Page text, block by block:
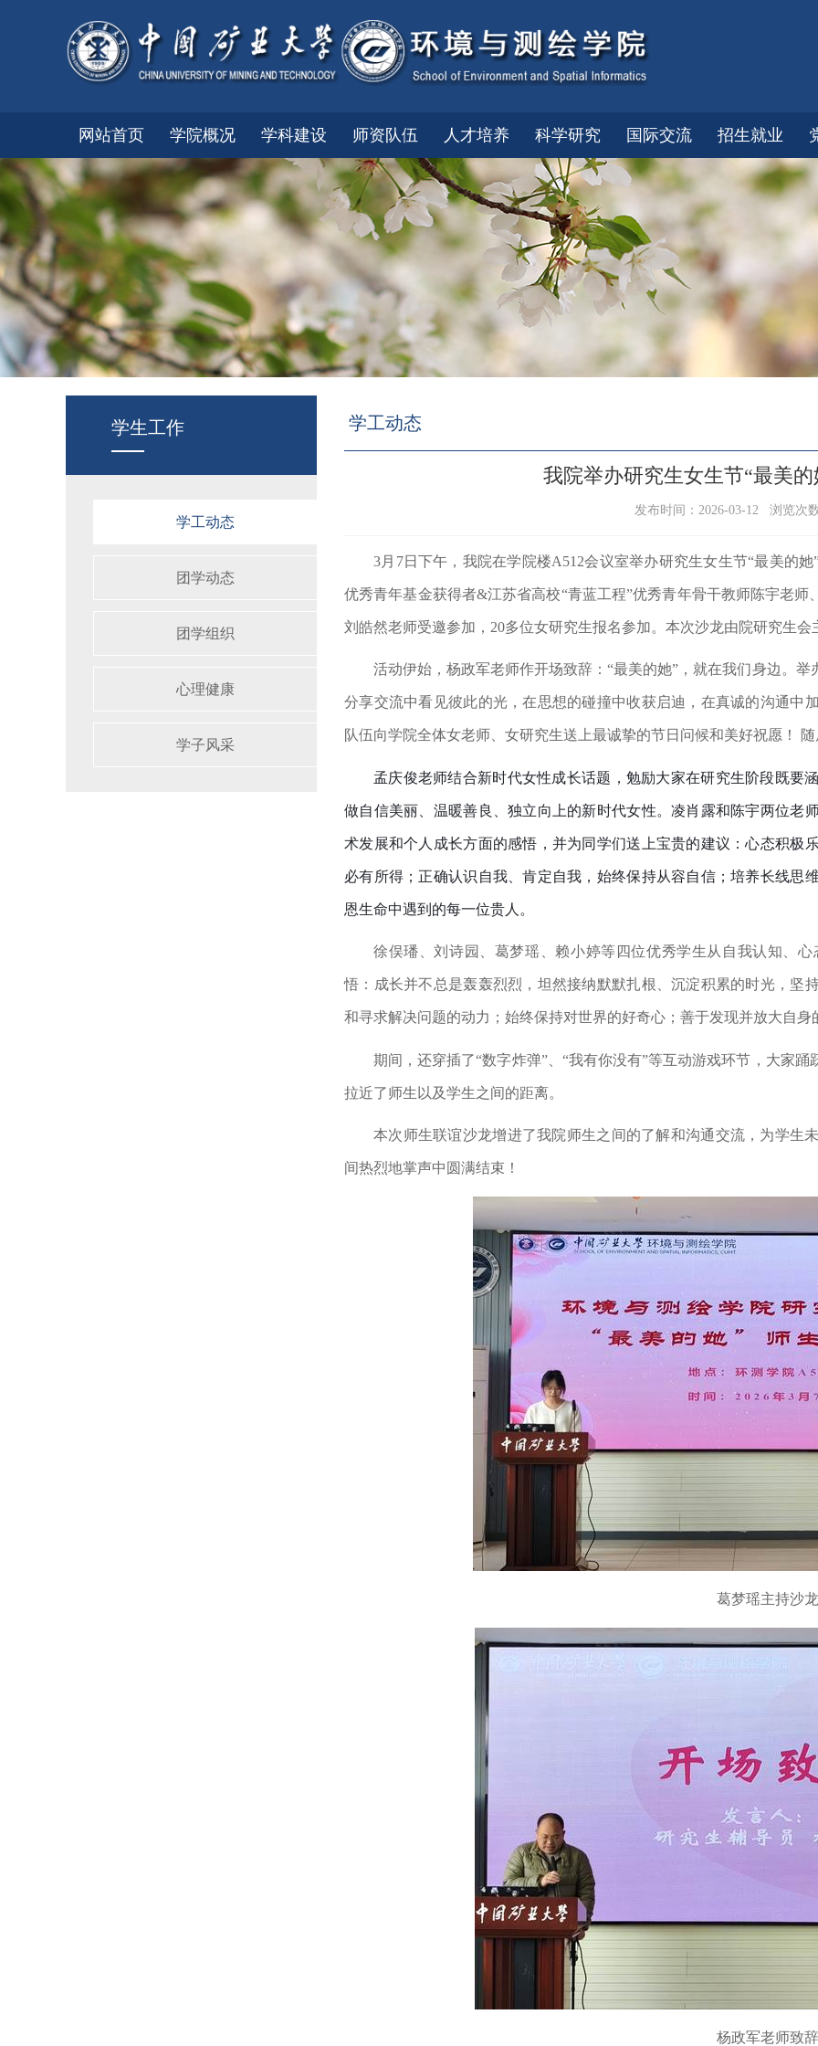
网站首页 学院概况 学科建设 师资队伍 人才培养 科学研究 国际交流 招生就业
学生工作
学工动态
团学动态
团学组织
心理健康
学子风采
学工动态
我院举办研究生女生节“最美
发布时间：2026-03-12 浏览次
3月 7日下午，我院在学院楼A512会议室举办研究生女生节“最美的她
优秀青年基金获得者&江苏省高校“青蓝工程”优秀青年骨干教师陈宇老师
刘皓然老师受邀参加， 20多位女研究生报名参加。本次沙龙由院研究生会
活动伊始，杨政军老师作开场致辞：“最美的她” ，就在我们身边。
分享交流中看见彼此的光，在思想的碰撞中收获启迪，在真诚的沟通中
队伍向学院全体女老师、女研究生送上最诚挚的节日问候和美好祝愿！
孟庆俊老师结合新时代女性成长话题，勉励大家在研究生阶段既要
做自信美丽、温暖善良、独立向上的新时代女性。凌肖露和陈宇两位老
术发展和个人成长方面的感悟，并为同学们送上宝贵的建议：心态积极
必有所得；正确认识自我、肯定自我，始终保持从容自信；培养长线思
恩生命中遇到的每一位贵人。
徐俣璠、刘诗园、葛梦瑶、赖小婷等四位优秀学生从自我认知、
悟：成长并不总是轰轰烈烈，坦然接纳默默扎根、沉淀积累的时光，坚
和寻求解决问题的动力；始终保持对世界的好奇心；善于发现并放大自
期间，还穿插了“数字炸弹”、 “我有你没有”等互动游戏环节，大家踊
拉近了师生以及学生之间的距离。
本次师生联谊沙龙增进了我院师生之间的了解和沟通交流，为学生
间热烈地掌声中圆满结束！
葛梦瑶主持沙龙
杨政军老师致辞